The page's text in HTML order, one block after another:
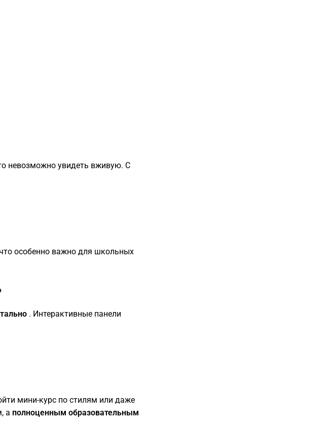
невозможно увидеть вживую. С
особенно важно для школьных
. Интерактивные панели
мини-курс по стилям или даже
а полноценным образовательным